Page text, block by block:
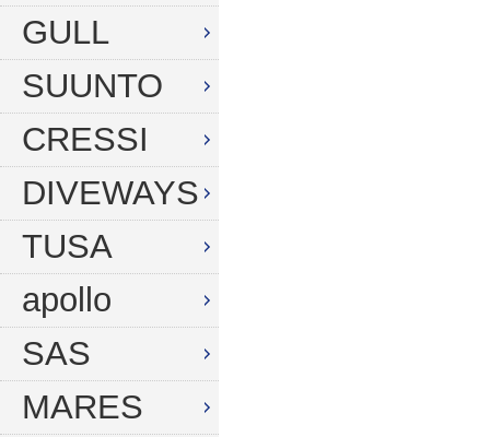
手モリアクセサリー
スカリ・網
アワビオコシ
その他
フック
ダイブコンピューター
マスク
フィン
タンク（300気圧）
マスク
フィン
ドライスーツ用フィン
ブーツ
ウィンターグローブ
ドライフード
GULL
SUUNTO
CRESSI
DIVEWAYS
TUSA
apollo
SAS
MARES